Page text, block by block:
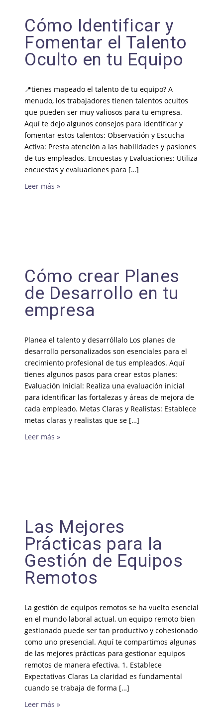
Cómo Identificar y
Fomentar el Talento
Oculto en tu Equipo
📍tienes mapeado el talento de tu equipo? A
menudo, los trabajadores tienen talentos ocultos
que pueden ser muy valiosos para tu empresa.
Aquí te dejo algunos consejos para identificar y
fomentar estos talentos: Observación y Escucha
Activa: Presta atención a las habilidades y pasiones
de tus empleados. Encuestas y Evaluaciones: Utiliza
encuestas y evaluaciones para […]
Leer más »
Cómo crear Planes
de Desarrollo en tu
empresa
Planea el talento y desarróllalo Los planes de
desarrollo personalizados son esenciales para el
crecimiento profesional de tus empleados. Aquí
tienes algunos pasos para crear estos planes:
Evaluación Inicial: Realiza una evaluación inicial
para identificar las fortalezas y áreas de mejora de
cada empleado. Metas Claras y Realistas: Establece
metas claras y realistas que se […]
Leer más »
Las Mejores
Prácticas para la
Gestión de Equipos
Remotos
La gestión de equipos remotos se ha vuelto esencial
en el mundo laboral actual, un equipo remoto bien
gestionado puede ser tan productivo y cohesionado
como uno presencial. Aquí te compartimos algunas
de las mejores prácticas para gestionar equipos
remotos de manera efectiva. 1. Establece
Expectativas Claras La claridad es fundamental
cuando se trabaja de forma […]
Leer más »